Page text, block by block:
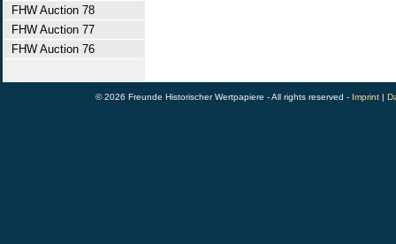
FHW Auction 78
FHW Auction 77
FHW Auction 76
© 2026 Freunde Historischer Wertpapiere - All rights reserved - Imprint |